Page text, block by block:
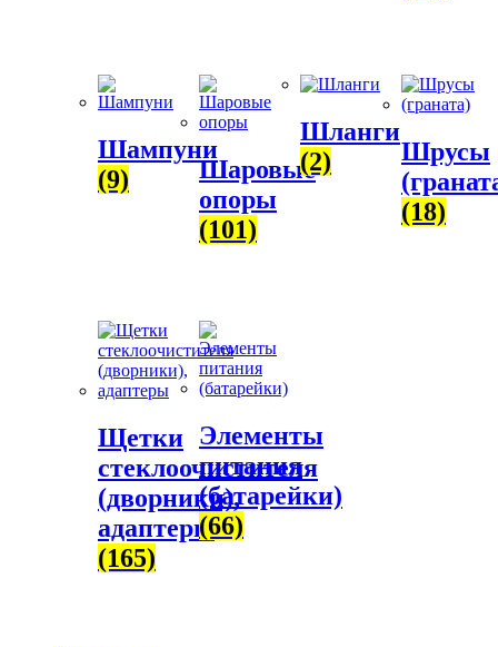
Шампуни
(9)
Шаровые
опоры
(101)
Шланги
(2)
Шрусы
(18)
Щетки
стеклоочистителя
(дворники),
адаптеры
(165)
Элементы
питания
(батарейки)
(66)